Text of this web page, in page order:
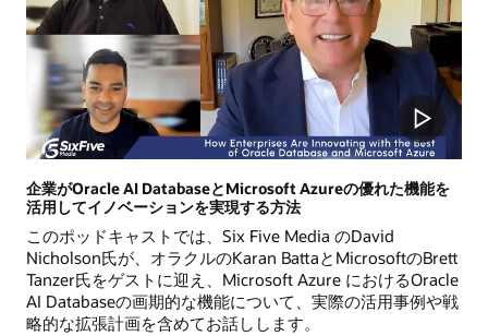
ウ
ド
へ
の
高
速
よ
る
お
様
の
イ
ノ
ベ
ー
シ
ョ
ン
の
加
企業がOracle AI DatabaseとMicrosoft Azureの優れた機能を
活用してイノベーションを実現する方法
このポッドキャストでは、Six Five Media のDavid
Nicholson氏が、オラクルのKaran BattaとMicrosoftのBrett
Tanzer氏をゲストに迎え、Microsoft Azure におけるOracle
AI Databaseの画期的な機能について、実際の活用事例や戦
略的な拡張計画を含めてお話しします。